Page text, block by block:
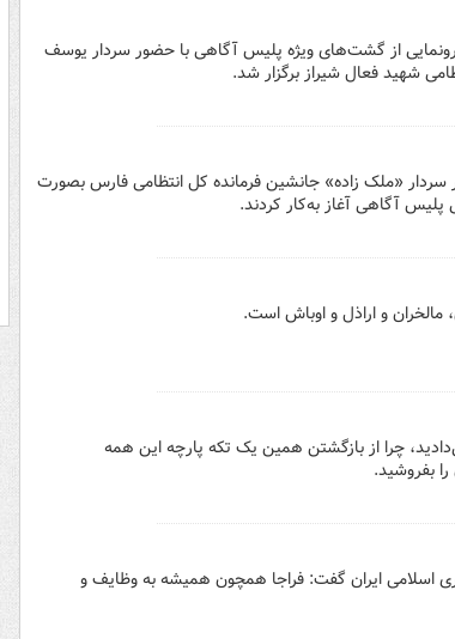
رونمایی از گشت‌های ویژه پلیس آگاهی با حضور سردار یوسف
شهید فعال شیراز برگزار شد.
سردار «ملک زاده» جانشین فرمانده کل انتظامی فارس بصورت
آگاهی آغاز به‌کار کردند.
و اراذل و اوباش است.
چرا از بازگشتن همین یک تکه پارچه این همه
بفروشید.
اسلامی ایران گفت: فراجا همچون همیشه به وظایف و